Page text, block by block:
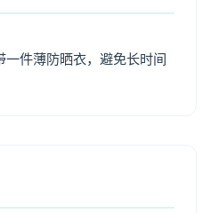
件薄防晒衣，避免长时间